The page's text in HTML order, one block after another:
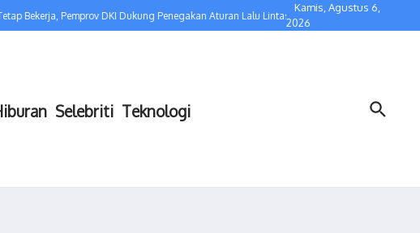
Bekerja, Pemprov DKI Dukung Penegakan Aturan Lalu Lintas Kolaborasi dengan
Kamis, Agustus 6,
2026
Selebriti Teknologi